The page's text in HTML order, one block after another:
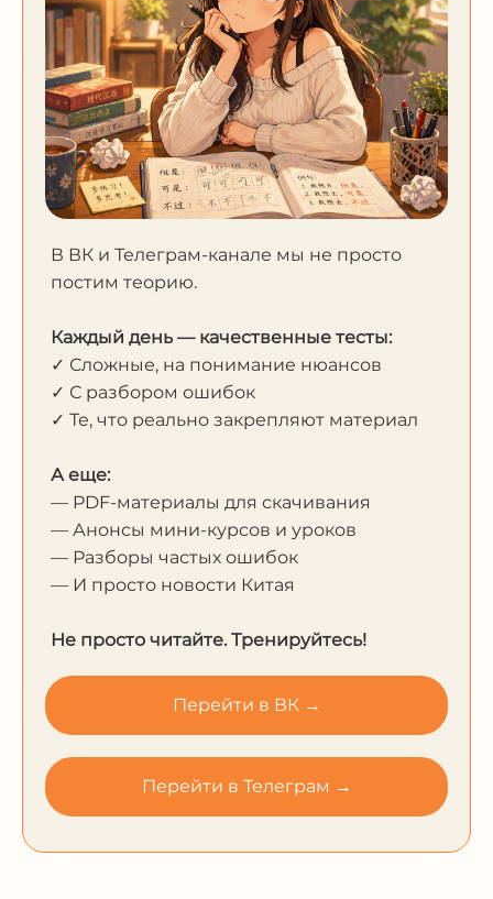
В ВК и Телеграм-канале мы не просто
постим теорию.
Каждый день — качественные тесты:
✓ Сложные, на понимание нюансов
✓ С разбором ошибок
✓ Те, что реально закрепляют материал
А еще:
— PDF-материалы для скачивания
— Анонсы мини-курсов и уроков
— Разборы частых ошибок
— И просто новости Китая
Не просто читайте. Тренируйтесь!
Перейти в ВК →
Перейти в Телеграм →